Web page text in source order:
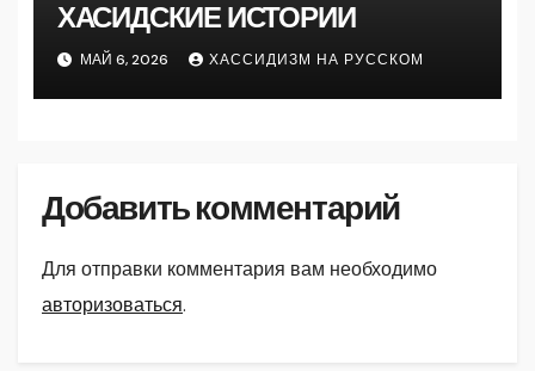
ХАСИДСКИЕ ИСТОРИИ
МАЙ 6, 2026 ХАССИДИЗМ НА РУССКОМ
Добавить комментарий
Для отправки комментария вам необходимо
авторизоваться.